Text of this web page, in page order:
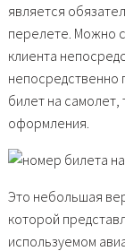
является
перелете. Можно
клиента
непосредственно
билет на самолет,
оформления.
Это небольшая
которой
используемом